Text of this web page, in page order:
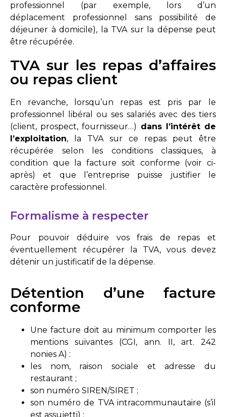
professionnel (par exemple, lors d’un
déplacement professionnel sans possibilité de
déjeuner à domicile), la TVA sur la dépense peut
être récupérée.
TVA sur les repas d’affaires
ou repas client
En revanche, lorsqu’un repas est pris par le
professionnel libéral ou ses salariés avec des tiers
(client, prospect, fournisseur…) dans l’intérêt de
l’exploitation, la TVA sur ce repas peut être
récupérée selon les conditions classiques, à
condition que la facture soit conforme (voir ci-
après) et que l’entreprise puisse justifier le
caractère professionnel.
Formalisme à respecter
Pour pouvoir déduire vos frais de repas et
éventuellement récupérer la TVA, vous devez
détenir un justificatif de la dépense.
Détention d’une facture
conforme
Une facture doit au minimum comporter les
mentions suivantes (CGI, ann. II, art. 242
nonies A) :
les nom, raison sociale et adresse du
restaurant ;
son numéro SIREN/SIRET ;
son numéro de TVA intracommunautaire (s’il
est assujetti) ;